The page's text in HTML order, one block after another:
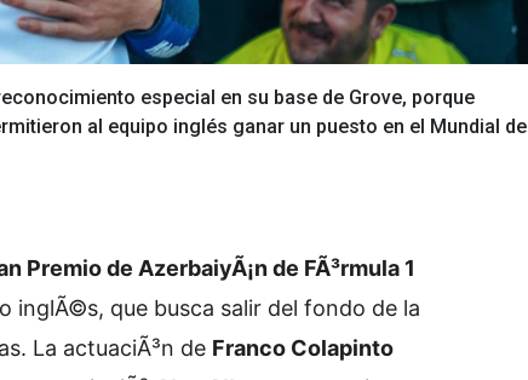
especial en su base de Grove, porque
al equipo inglés ganar un puesto en el Mundial de
Premio de AzerbaiyÃ¡n de FÃ³rmula 1
inglÃ©s, que busca salir del fondo de la
La actuaciÃ³n de Franco Colapinto